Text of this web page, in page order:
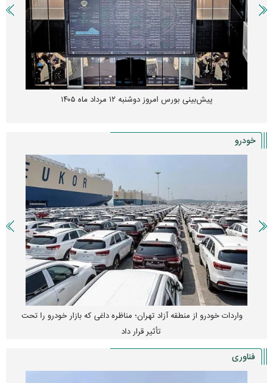
پیش‌بینی بورس امروز دوشنبه ۱۲ مرداد ماه ۱۴۰۵
خودرو
واردات خودرو از منطقه آزاد تهران؛ مناظره داغی که بازار خودرو را تحت
تأثیر قرار داد
فناوری